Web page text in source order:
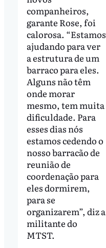
companheiros,
garante Rose, foi
calorosa. “Estamos
ajudando para ver
a estrutura de um
barraco para eles.
Alguns não têm
onde morar
mesmo, tem muita
dificuldade. Para
esses dias nós
estamos cedendo o
nosso barracão de
reunião de
coordenação para
eles dormirem,
para se
organizarem”, diz a
militante do
MTST.